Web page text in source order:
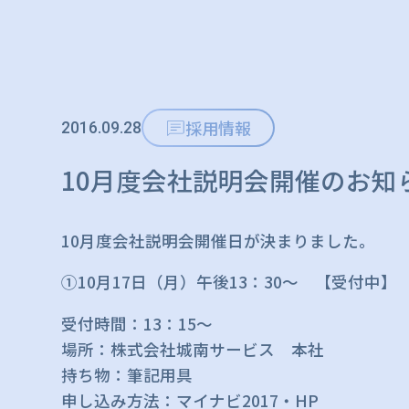
2016.09.28 採用情報
10月度会社説明会開催のお知
10月度会社説明会開催日が決まりました。
①10月17日（月）午後13：30～ 【受付中】
受付時間：13：15～
場所：株式会社城南サービス 本社
持ち物：筆記用具
申し込み方法：マイナビ2017・HP